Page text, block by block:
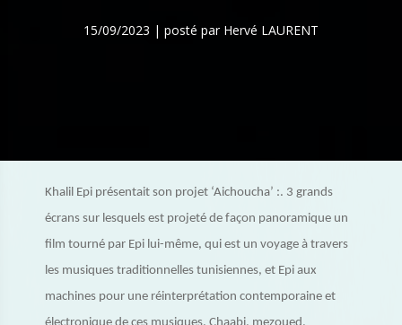
15/09/2023 | posté par Hervé LAURENT
Khalil Epi présentait son projet ‘Aichoucha’ :. 3 grands
écrans sur lesquels est projeté de façon panoramique un
film tourné par Epi lui-même, qui est un voyage à travers
les musiques traditionnelles tunisiennes, et Epi aux
machines pour une réinterprétation contemporaine et